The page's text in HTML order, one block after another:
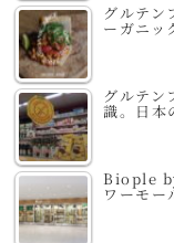
グルテ
ーガニッ
グルテン
識。日本
Biople
ワーモー